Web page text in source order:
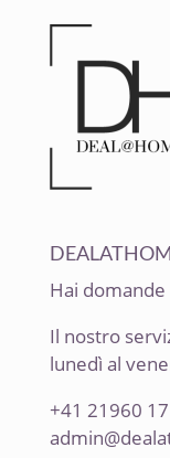
Hai domande
Il nostro
lunedì al
+41 21960